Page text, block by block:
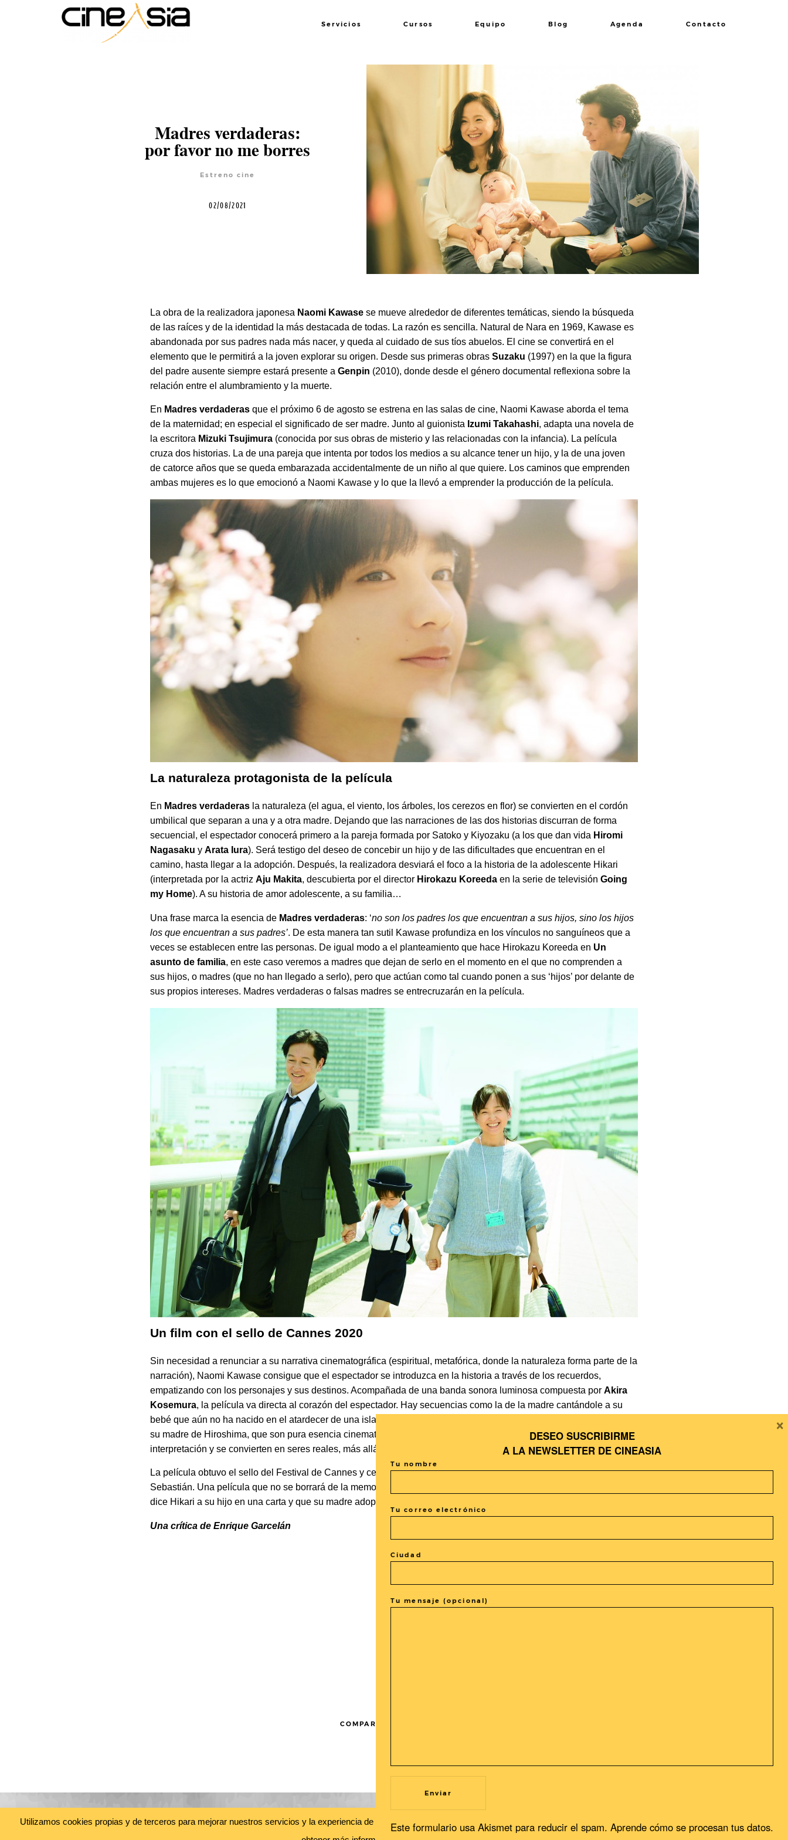
Servicios Cursos Equipo Blog Agenda Contacto
Madres verdaderas:
por favor no me borres
Estreno cine
02/08/2021
La obra de la realizadora japonesa Naomi Kawase se mueve alrededor de diferentes temáticas, siendo la búsqueda
de las raíces y de la identidad la más destacada de todas. La razón es sencilla. Natural de Nara en 1969, Kawase es
abandonada por sus padres nada más nacer, y queda al cuidado de sus tíos abuelos. El cine se convertirá en el
elemento que le permitirá a la joven explorar su origen. Desde sus primeras obrasSuzaku (1997) en la que la figura
del padre ausente siempre estará presente aGenpin (2010), donde desde el género documental reflexiona sobre la
relación entre el alumbramiento y la muerte.
En Madres verdaderas que el próximo 6 de agosto se estrena en las salas de cine, Naomi Kawase aborda el tema
de la maternidad; en especial el significado de ser madre. Junto al guionista Izumi Takahashi, adapta una novela de
la escritora Mizuki Tsujimura (conocida por sus obras de misterio y las relacionadas con la infancia). La película
cruza dos historias. La de una pareja que intenta por todos los medios a su alcance tener un hijo, y la de una joven
de catorce años que se queda embarazada accidentalmente de un niño al que quiere. Los caminos que emprenden
ambas mujeres es lo que emocionó a Naomi Kawase y lo que la llevó a emprender la producción de la película.
La naturaleza protagonista de la película
En Madres verdaderas la naturaleza (el agua, el viento, los árboles, los cerezos en flor) se convierten en el cordón
umbilical que separan a una y a otra madre. Dejando que las narraciones de las dos historias discurran de forma
secuencial, el espectador conocerá primero a la pareja formada por Satoko y Kiyozaku (a los que dan vida Hiromi
Nagasaku yArata Iura). Será testigo del deseo de concebir un hijo y de las dificultades que encuentran en el
camino, hasta llegar a la adopción. Después, la realizadora desviará el foco a la historia de la adolescente Hikari
(interpretada por la actrizAju Makita, descubierta por el director Hirokazu Koreeda en la serie de televisiónGoing
my Home). A su historia de amor adolescente, a su familia…
Una frase marca la esencia de Madres verdaderas: ‘no son los padres los que encuentran a sus hijos, sino los hijos
los que encuentran a sus padres’. De esta manera tan sutil Kawase profundiza en los vínculos no sanguíneos que a
veces se establecen entre las personas. De igual modo a el planteamiento que hace Hirokazu Koreeda en Un
asunto de familia, en este caso veremos a madres que dejan de serlo en el momento en el que no comprenden a
sus hijos, o madres (que no han llegado a serlo), pero que actúan como tal cuando ponen a sus ‘hijos’ por delante de
sus propios intereses. Madres verdaderas o falsas madres se entrecruzarán en la película.
Un film con el sello de Cannes 2020
Sin necesidad a renunciar a su narrativa cinematográfica (espiritual, metafórica, donde la naturaleza forma parte de la
narración), Naomi Kawase consigue que el espectador se introduzca en la historia a través de los recuerdos,
empatizando con los personajes y sus destinos. Acompañada de una banda sonora luminosa compuesta porAkira
Kosemura, la película va directa al corazón del espectador. Hay secuencias como la de la madre cantándole a su
bebé que aún no ha nacido en el atardecer de una isla, o la del pequeño Asato preguntando a su madre adoptiva por
su madre de Hiroshima, que son pura esencia cinematográfica. Instantes donde los personajes dejan a un lado la
interpretación y se convierten en seres reales, más allá de las líneas de un guion.
La película obtuvo el sello del Festival de Cannes y cerró la programación oficial del Festival de cine de San
Sebastián. Una película que no se borrará de la memoria y de los recuerdos del espectador. Como sabiamente le
dice Hikari a su hijo en una carta y que su madre adoptiva le leerá al pequeño cada año.
Una crítica de Enrique Garcelán
COMPARTIR LA ENTRADA
SUSCRÍBETE A NUESTRA
Newsletter
Utilizamos cookies propias y de terceros para mejorar nuestros servicios y la experiencia de usuario. Si continuas navegando, consideramos que acepta su uso. Puedes cambiar la configuración u
DESEO SUSCRIBIRME
A LA NEWSLETTER DE CINEASIA
Tu nombre
Tu correo electrónico
Ciudad
Tu mensaje (opcional)
Este formulario usa Akismet para reducir el spam. Aprende cómo se procesan tus datos.
×